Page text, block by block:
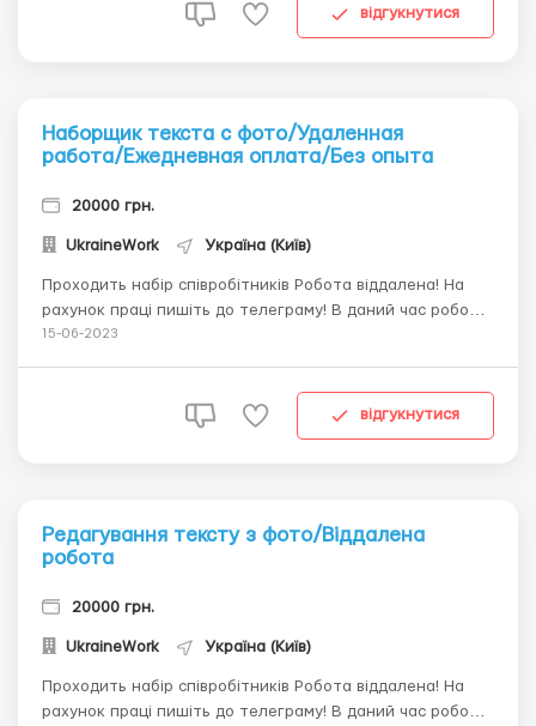
роботі. Оплата провадить...
відгукнутися
Наборщик текста с фото/Удаленная
работа/Ежедневная оплата/Без опыта
20000 грн.
UkraineWork Україна (Київ)
Проходить набір співробітників Робота віддалена! На
рахунок праці пишіть до телеграму! В даний час робота
в інтернеті є дуже популярним способом заробітку. Саме
роботі. Оплата провадить...
15-06-2023
відгукнутися
Редагування тексту з фото/Віддалена
робота
20000 грн.
UkraineWork Україна (Київ)
Проходить набір співробітників Робота віддалена! На
рахунок праці пишіть до телеграму! В даний час робота